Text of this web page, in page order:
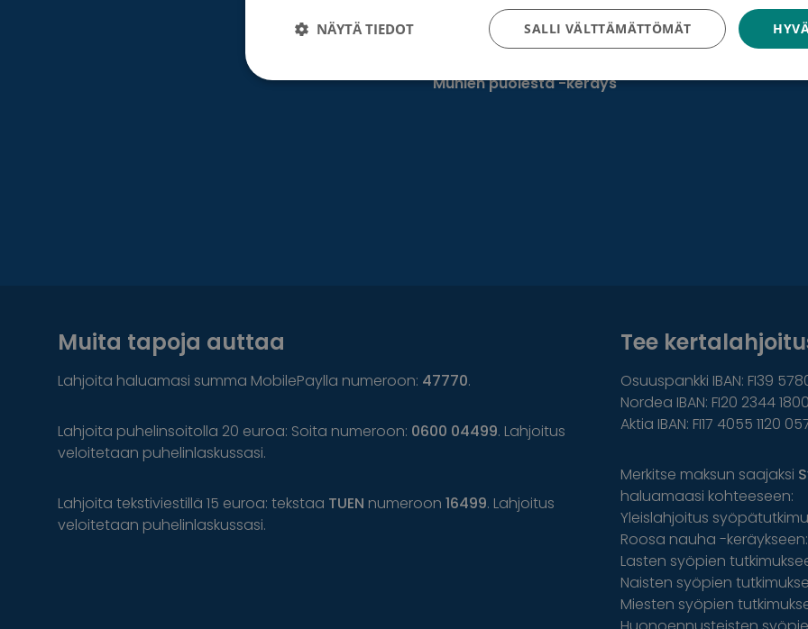
Saavutettavuus
Roosa nauha -keräys
Munien puolesta -keräys
Muita tapoja auttaa
Lahjoita haluamasi summa MobilePaylla numeroon: 47770.
Lahjoita puhelinsoitolla 20 euroa: Soita numeroon: 0600 04499. Lahjoitus
veloitetaan puhelinlaskussasi.
Lahjoita tekstiviestillä 15 euroa: tekstaa TUEN numeroon 16499. Lahjoitus
veloitetaan puhelinlaskussasi.
Tee
Osuuspankki IBAN: FI39
Nordea IBAN: FI20 2344
Aktia IBAN: FI17 4055 1120
Merkitse maksun saajaksi
haluamaasi kohteeseen:
Yleislahjoitus
Roosa nauha -keräykseen:
Lasten syöpien
Naisten syöpien
Miesten syöpien
SALLI VÄLTTÄMÄTTÖMÄT
NÄYTÄ TIEDOT